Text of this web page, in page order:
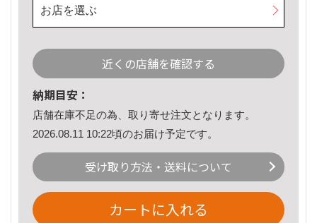
お店を選ぶ
近くの店舗を確認する
納期目安：
店舗在庫不足の為、取り寄せ注文となります。
2026.08.11 10:22頃のお届け予定です。
受け取り方法・送料について
カートに入れる